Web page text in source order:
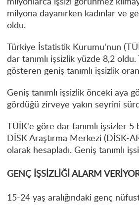
milyonlarca işsizi görünmez
milyona dayanırken kadınlar ve
oldu.
Türkiye İstatistik Kurumu'nun
dar tanımlı işsizlik yüzde 8,2
gösteren geniş tanımlı işsizlik
Geniş tanımlı işsizlik önceki aya
gördüğü zirveye yakın seyrini
TÜİK'e göre dar tanımlı işsizler
DİSK Araştırma Merkezi (DİSK-
olarak hesapladı. Geniş tanımlı
GENÇ İŞSİZLİĞİ ALARM
15-24 yaş aralığındaki genç